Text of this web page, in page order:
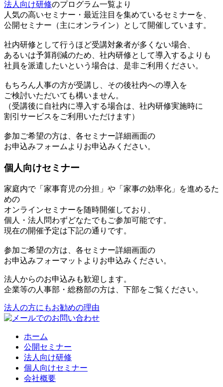
法人向け研修のプログラム一覧より
人気の高いセミナー・最近注目を集めているセミナーを、
公開セミナー（主にオンライン）として開催しています。
社内研修として行うほど受講対象者が多くない場合、
あるいは予算削減のため、社内研修として導入するよりも
社員を派遣したいという場合は、是非ご利用ください。
もちろん人事の方が受講し、その後社内への導入を
ご検討いただいても構いません。
（受講後に自社内に導入する場合は、社内研修実施時に
割引サービスをご利用いただけます）
参加ご希望の方は、各セミナー詳細画面の
お申込みフォームよりお申込みください。
個人向けセミナー
家庭内で「家事育児の分担」や「家事の効率化」を進めるた
めの
オンラインセミナーを随時開催しており、
個人・法人問わずどなたでもご参加可能です。
現在の開催予定は下記の通りです。
参加ご希望の方は、各セミナー詳細画面の
お申込みフォーマットよりお申込みください。
法人からのお申込みも歓迎します。
企業等の人事部・総務部の方は、下部をご覧ください。
法人の方にもお勧めの理由
ホーム
公開セミナー
法人向け研修
個人向けセミナー
会社概要